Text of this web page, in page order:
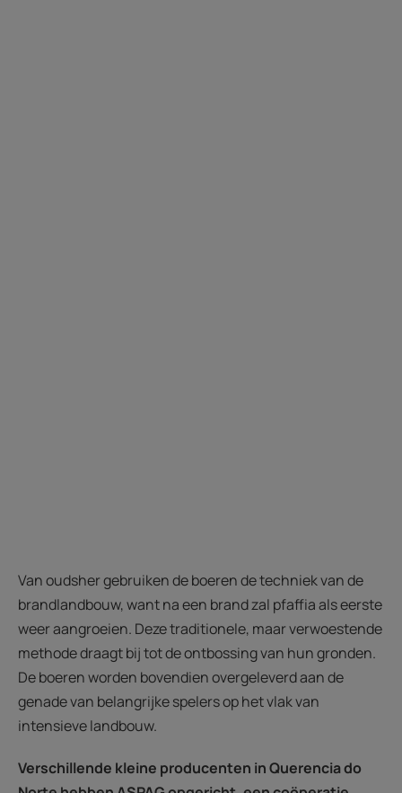
Van oudsher gebruiken de boeren de techniek van de
brandlandbouw, want na een brand zal pfaffia als eerste
weer aangroeien. Deze traditionele, maar verwoestende
methode draagt bij tot de ontbossing van hun gronden.
De boeren worden bovendien overgeleverd aan de
genade van belangrijke spelers op het vlak van
intensieve landbouw.
Verschillende kleine producenten in Querencia do